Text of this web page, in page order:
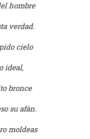
hombre
verdad.
cielo
ideal,
bronce
su afán.
moldeas